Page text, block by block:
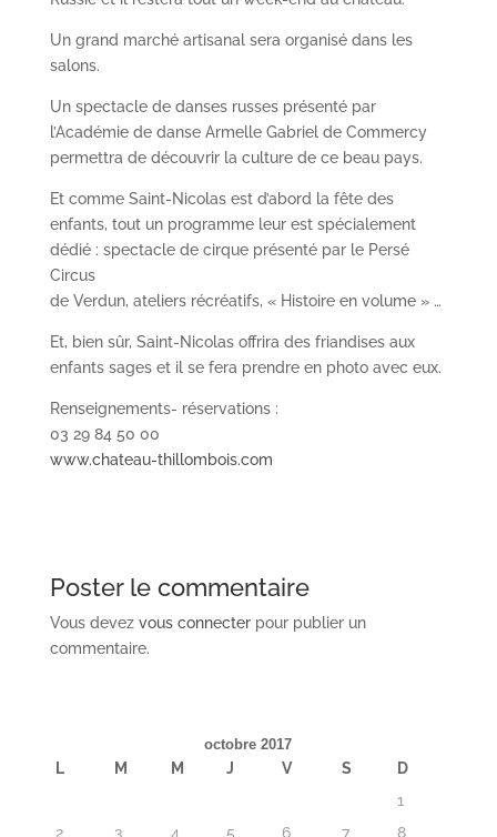
Un grand marché artisanal sera organisé dans les
salons.
Un spectacle de danses russes présenté par
l’Académie de danse Armelle Gabriel de Commercy
permettra de découvrir la culture de ce beau pays.
Et comme Saint-Nicolas est d’abord la fête des
enfants, tout un programme leur est spécialement
dédié : spectacle de cirque présenté par le Persé
Circus
de Verdun, ateliers récréatifs, « Histoire en volume » …
Et, bien sûr, Saint-Nicolas offrira des friandises aux
enfants sages et il se fera prendre en photo avec eux.
Renseignements- réservations :
03 29 84 50 00
www.chateau-thillombois.com
Poster le commentaire
Vous devez vous connecterpour publier un
commentaire.
octobre 2017
L M M J V S
D
1
2
3 4 5 6 7 8